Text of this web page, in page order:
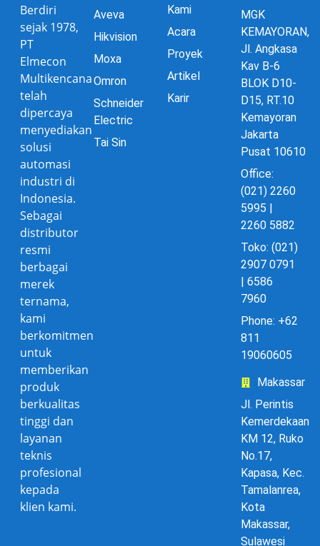
Berdiri
sejak 1978,
PT
Elmecon
Multikencana
telah
dipercaya
menyediakan
solusi
automasi
industri di
Indonesia.
Sebagai
distributor
resmi
berbagai
merek
ternama,
kami
berkomitmen
untuk
memberikan
produk
berkualitas
tinggi dan
layanan
teknis
profesional
kepada
klien kami.
Aveva
Hikvision
Moxa
Omron
Schneider
Electric
Tai Sin
Kami
Acara
Proyek
Artikel
Karir
MGK
KEMAYORAN,
Jl. Angkasa
Kav B-6
BLOK D10-
D15, RT.10
Kemayoran
Jakarta
Pusat 10610
Office:
(021) 2260
5995 |
2260 5882
Toko: (021)
2907 0791
| 6586
7960
Phone: +62
811
19060605
Makassar
Jl. Perintis
Kemerdekaan
KM 12, Ruko
No.17,
Kapasa, Kec.
Tamalanrea,
Kota
Makassar,
Sulawesi